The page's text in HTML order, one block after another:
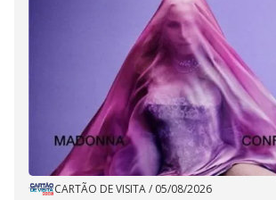
CARTÃO DE VISITA/ 05/08/2026